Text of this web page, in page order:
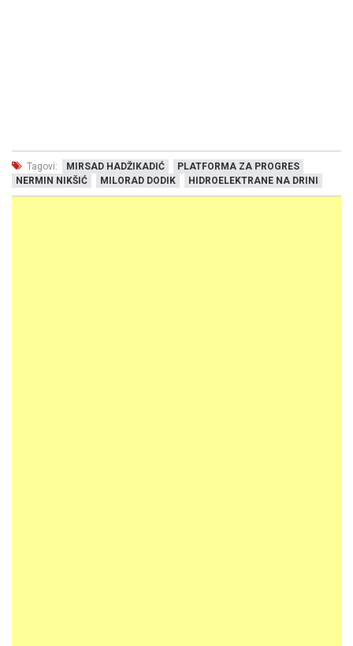
Tagovi: MIRSAD HADŽIKADIĆ
PLATFORMA ZA PROGRES
NERMIN NIKŠIĆ
MILORAD DODIK HIDROELEKTRANE NA DRINI